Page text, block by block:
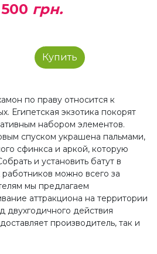
грн.
Купить
по праву относится к
Египетская экзотика покорят
набором элементов.
спуском украшена пальмами,
сфинкса и аркой, которую
и установить батут в
можно всего за
мы предлагаем
аттракциона на территории
двухгодичного действия
производитель, так и